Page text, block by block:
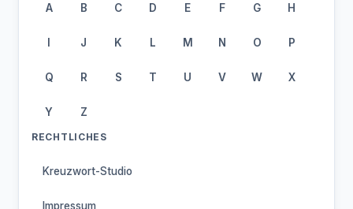
A B C D E F G H
I J K L M N O P
Q R S T U V W X
Y Z
RECHTLICHES
Kreuzwort-Studio
Impressum